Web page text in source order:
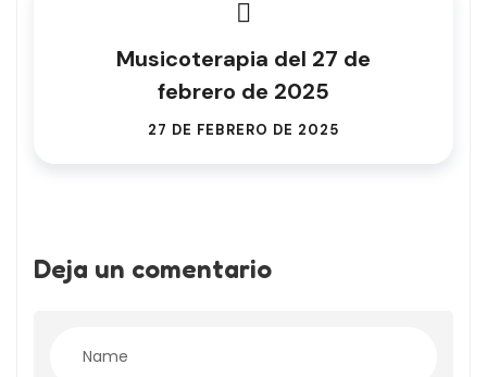
Musicoterapia del 27 de
febrero de 2025
27 DE FEBRERO DE 2025
Deja un comentario